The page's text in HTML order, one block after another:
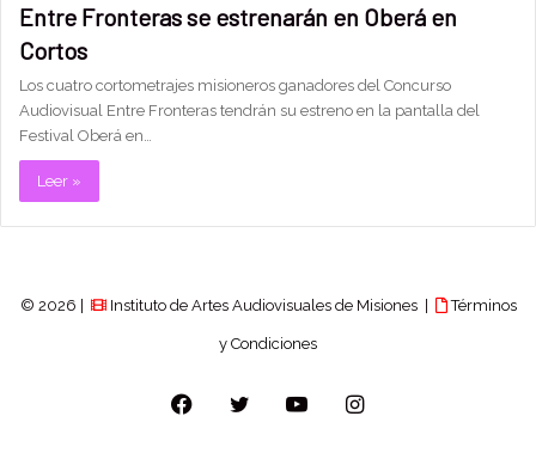
Entre Fronteras se estrenarán en Oberá en
Cortos
Los cuatro cortometrajes misioneros ganadores del Concurso
Audiovisual Entre Fronteras tendrán su estreno en la pantalla del
Festival Oberá en…
Leer »
© 2026 | Instituto de Artes Audiovisuales de Misiones | Términos
y Condiciones
Facebook
Twitter YouTubeInstagram